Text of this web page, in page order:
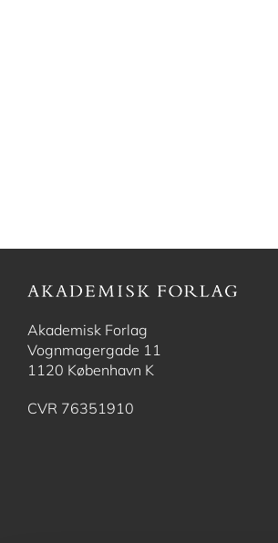
Akademisk Forlag
Vognmagergade 11
1120 København K
CVR 76351910